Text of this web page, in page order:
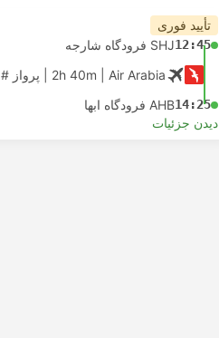
تأیید فوری
12:45SHJ فرودگاه شارجه
2h 40m | Air Arabia پرواز #G9195
14:25AHB فرودگاه ابها
دیدن جزئیات